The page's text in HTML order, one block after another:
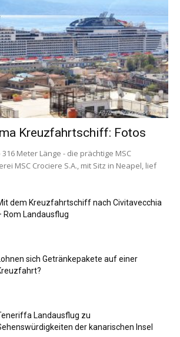
Kreuzfahrtschiff: Fotos
Meter Länge - die prächtige MSC
MSC Crociere S.A., mit Sitz in Neapel, lief
dem Kreuzfahrtschiff nach Civitavecchia
Rom Landausflug
sich Getränkepakete auf einer
Landausflug zu
der kanarischen Insel